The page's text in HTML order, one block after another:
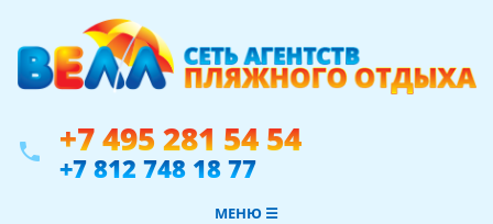
phone +7 495 281 54 54
+7 812 748 18 77
МЕНЮ ☰